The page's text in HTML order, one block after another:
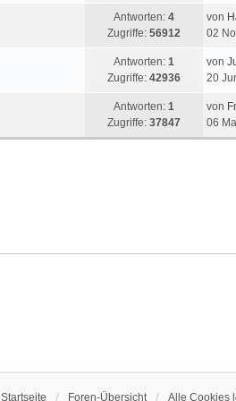
Antworten: 4
Zugriffe: 56912
von
02
Antworten: 1
Zugriffe: 42936
von
20
Antworten: 1
Zugriffe: 37847
von
06
Startseite Foren-Übersicht Alle Cookies